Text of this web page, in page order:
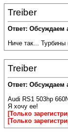
Treiber
Ответ: Обсуждаем
Ниче так...
Treiber
Ответ: Обсуждаем
Audi RS1 503hp
Я хочу ее!
[Только
[Только